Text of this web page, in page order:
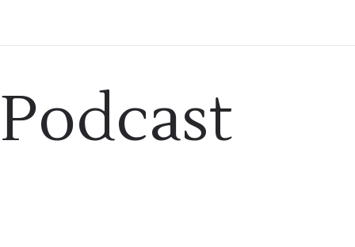
Podcast